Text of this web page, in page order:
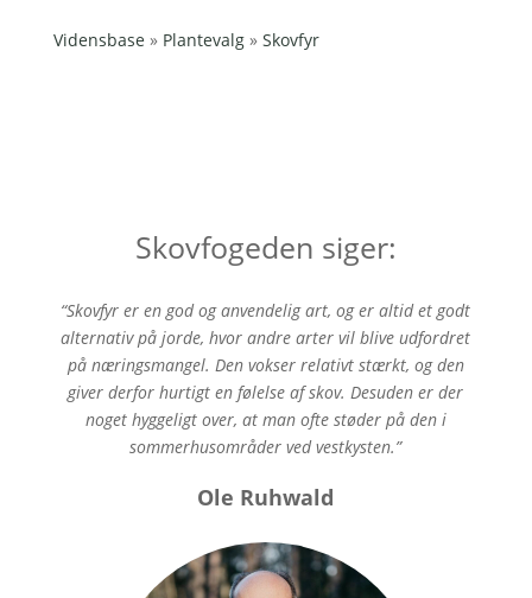
Vidensbase » Plantevalg» Skovfyr
Skovfogeden siger:
“Skovfyr er en god og anvendelig art, og er altid et godt
alternativ på jorde, hvor andre arter vil blive udfordret
på næringsmangel. Den vokser relativt stærkt, og den
giver derfor hurtigt en følelse af skov. Desuden er der
noget hyggeligt over, at man ofte støder på den i
sommerhusområder ved vestkysten.”
Ole Ruhwald